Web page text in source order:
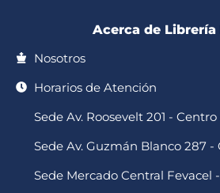
Acerca de Librería
Nosotros
Horarios de Atención
Sede Av. Roosevelt 201 -
Sede Av. Guzmán Blanco 287
Sede Mercado Central Fevacel